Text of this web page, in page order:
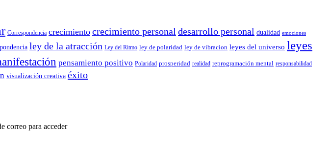
Correspondencia crecimiento crecimiento personal desarrollo personal dualidad emociones
ley de la atracción Ley del Ritmo ley de polaridad ley de vibracion leyes del universo leyes
pensamiento positivo Polaridad prosperidad realidad reprogramación mental responsabilidad
visualización creativa éxito
correo para acceder